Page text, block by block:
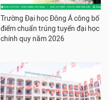
Trường Đại học Đông Á công bố
điểm chuẩn trúng tuyển đại học
chính quy năm 2026